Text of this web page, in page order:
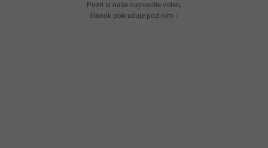
Pozri si naše najnovšie video,
článok pokračuje pod ním ↓